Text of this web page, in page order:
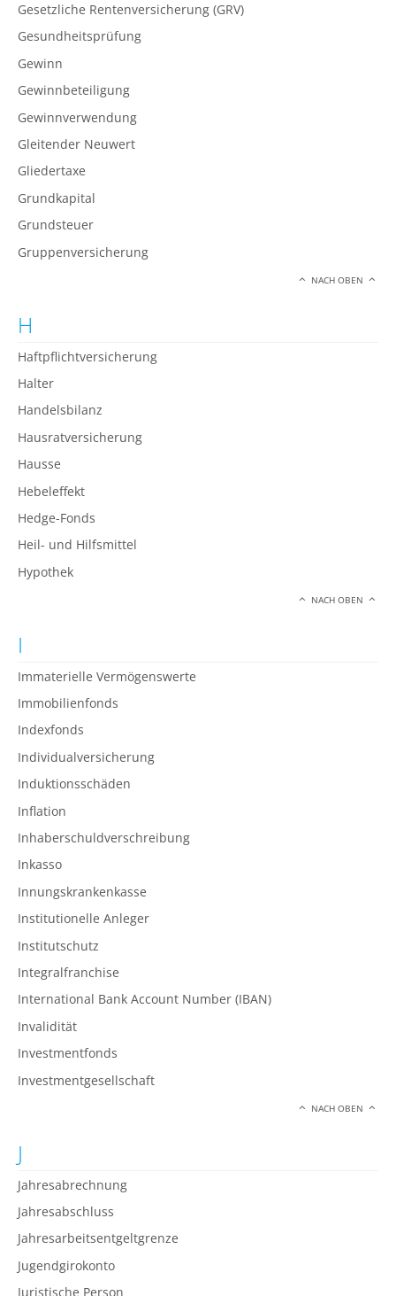
Gesetzliche Rentenversicherung (GRV)
Gesundheitsprüfung
Gewinn
Gewinnbeteiligung
Gewinnverwendung
Gleitender Neuwert
Gliedertaxe
Grundkapital
Grundsteuer
Gruppenversicherung
NACH OBEN
H
Haftpflichtversicherung
Halter
Handelsbilanz
Hausratversicherung
Hausse
Hebeleffekt
Hedge-Fonds
Heil- und Hilfsmittel
Hypothek
NACH OBEN
I
Immaterielle Vermögenswerte
Immobilienfonds
Indexfonds
Individualversicherung
Induktionsschäden
Inflation
Inhaberschuldverschreibung
Inkasso
Innungskrankenkasse
Institutionelle Anleger
Institutschutz
Integralfranchise
International Bank Account Number (IBAN)
Invalidität
Investmentfonds
Investmentgesellschaft
NACH OBEN
J
Jahresabrechnung
Jahresabschluss
Jahresarbeitsentgeltgrenze
Jugendgirokonto
Juristische Person